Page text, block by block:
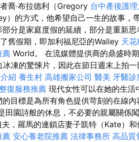
喬·布拉德利（Gregory 台中產後護
）的方式，他希望自己一生的故事，
分是家庭度假的延續，部分是重新思
舊假期，即加利福尼亞的Walley 天
薦 World。 在流媒體提供商的鼎盛時
凍的驚悚片，因此在節日週末上拍
紹 養生村 高雄搬家公司 醫美 牙醫診
復服務推薦 現代女性可以在她的生活
的目標是為所有角色提供苛刻的在線
園詩般的休息，不必要的親屬關係
，羅馬的連鎖店妻子凱特（Kate）
薦 安心養老院推薦 法律事務所 高品質